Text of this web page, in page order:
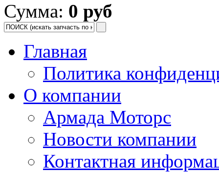
Сумма: 0 руб
Главная
Политика
О компании
Армада Моторс
Новости компании
Контактная